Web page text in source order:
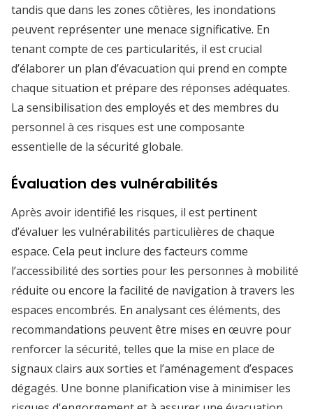
tandis que dans les zones côtières, les inondations
peuvent représenter une menace significative. En
tenant compte de ces particularités, il est crucial
d’élaborer un plan d’évacuation qui prend en compte
chaque situation et prépare des réponses adéquates.
La sensibilisation des employés et des membres du
personnel à ces risques est une composante
essentielle de la sécurité globale.
Évaluation des vulnérabilités
Après avoir identifié les risques, il est pertinent
d’évaluer les vulnérabilités particulières de chaque
espace. Cela peut inclure des facteurs comme
l’accessibilité des sorties pour les personnes à mobilité
réduite ou encore la facilité de navigation à travers les
espaces encombrés. En analysant ces éléments, des
recommandations peuvent être mises en œuvre pour
renforcer la sécurité, telles que la mise en place de
signaux clairs aux sorties et l’aménagement d’espaces
dégagés. Une bonne planification vise à minimiser les